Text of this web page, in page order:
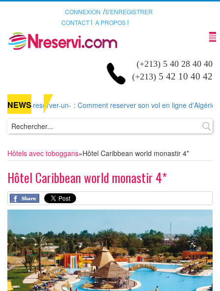
CONNEXION /S'ENREGISTRER
CONTACT
A PROPOS
(+213) 5 40 28 40 40
(+213) 5 42 10 40 42
NEWS
reserver-un- : Comment reserver son vol en ligne d'Algérie ou
Hôtels avec toboggans»Hôtel Caribbean world monastir 4*
Hôtel Caribbean world monastir 4*